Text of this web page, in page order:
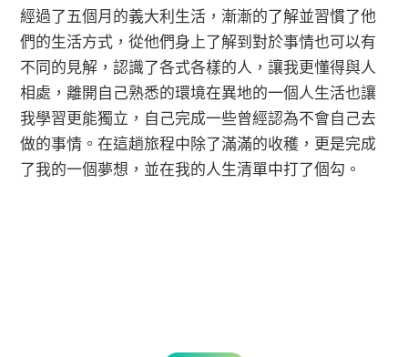
經過了五個月的義大利生活，漸漸的了解並習慣了他
們的生活方式，從他們身上了解到對於事情也可以有
不同的見解，認識了各式各樣的人，讓我更懂得與人
相處，離開自己熟悉的環境在異地的一個人生活也讓
我學習更能獨立，自己完成一些曾經認為不會自己去
做的事情。在這趟旅程中除了滿滿的收穫，更是完成
了我的一個夢想，並在我的人生清單中打了個勾。